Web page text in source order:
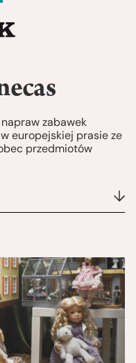
zabawek
europejskiej prasie ze
przedmiotów